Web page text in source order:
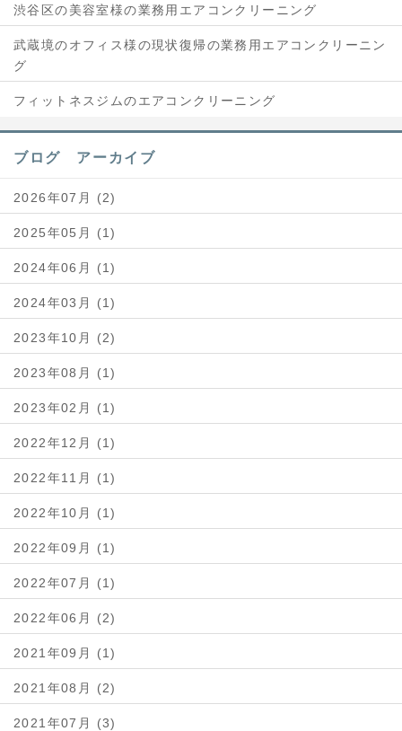
渋谷区の美容室様の業務用エアコンクリーニング
武蔵境のオフィス様の現状復帰の業務用エアコンクリーニン
グ
フィットネスジムのエアコンクリーニング
ブログ アーカイブ
2026年07月 (2)
2025年05月 (1)
2024年06月 (1)
2024年03月 (1)
2023年10月 (2)
2023年08月 (1)
2023年02月 (1)
2022年12月 (1)
2022年11月 (1)
2022年10月 (1)
2022年09月 (1)
2022年07月 (1)
2022年06月 (2)
2021年09月 (1)
2021年08月 (2)
2021年07月 (3)